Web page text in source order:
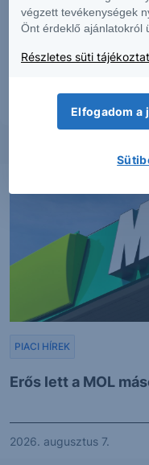
dokumentumban foglaltak –
többszörözése, publikálása,
előzetes írásos engedélyével
kiadásuk időpontjában
Dokumentumok – Erste Market
Erős lett a MOL
PIACI HÍREK
2026. augusztus 7.
végzett tevékenységek
Önt érdeklő ajánlatokról
Részletes süti
Elfogadom a